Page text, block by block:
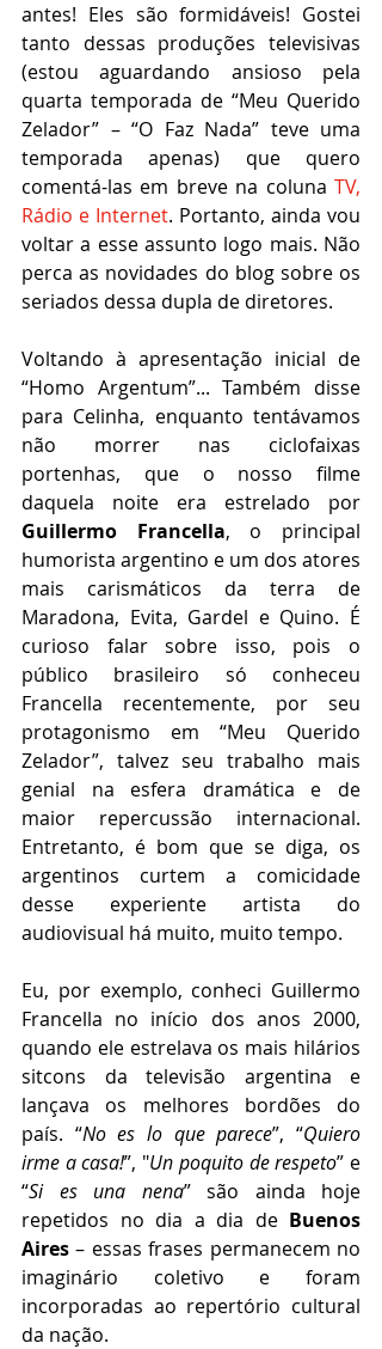
antes! Eles são formidáveis! Gostei
tanto dessas produções televisivas
(estou aguardando ansioso pela
quarta temporada de “Meu Querido
Zelador” – “O Faz Nada” teve uma
temporada apenas) que quero
comentá-las em breve na coluna TV,
Rádio e Internet. Portanto, ainda vou
voltar a esse assunto logo mais. Não
perca as novidades do blog sobre os
seriados dessa dupla de diretores.
Voltando à apresentação inicial de
“Homo Argentum”... Também disse
para Celinha, enquanto tentávamos
não morrer nas ciclofaixas
portenhas, que o nosso filme
Guillermo Francella, o principal
humorista argentino e um dos atores
mais carismáticos da terra de
Maradona, Evita, Gardel e Quino. É
curioso falar sobre isso, pois o
público brasileiro só conheceu
Francella recentemente, por seu
protagonismo em “Meu Querido
Zelador”, talvez seu trabalho mais
genial na esfera dramática e de
maior repercussão internacional.
Entretanto, é bom que se diga, os
argentinos curtem a comicidade
desse experiente artista do
audiovisual há muito, muito tempo.
Eu, por exemplo, conheci Guillermo
Francella no início dos anos 2000,
quando ele estrelava os mais hilários
sitcons da televisão argentina e
lançava os melhores bordões do
país. “No es lo que parece”, “Quiero
irme a casa!”, "Un poquito de respeto” e
“Si es una nena” são ainda hoje
repetidos no dia a dia de Buenos
Aires – essas frases permanecem no
imaginário coletivo e foram
incorporadas ao repertório cultural
da nação.